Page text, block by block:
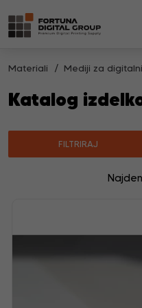
Materiali Mediji za
Katalog
FILTRIRAJ